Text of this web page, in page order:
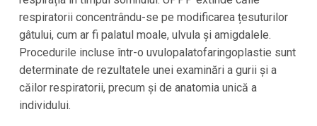
respiratorii concentrându-se pe modificarea țesuturilor
gâtului, cum ar fi palatul moale, ulvula și amigdalele.
Procedurile incluse într-o uvulopalatofaringoplastie sunt
determinate de rezultatele unei examinări a gurii și a
căilor respiratorii, precum și de anatomia unică a
individului.